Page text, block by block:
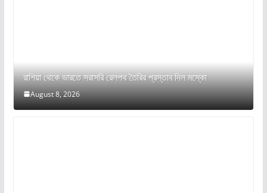
রাশিয়া থেকে ভারতে সরাসরি রেলপথ তৈরির প্রস্তাব দিল মস্কো
August 8, 2026